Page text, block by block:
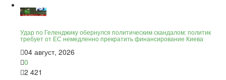
Удар по Геленджику обернулся политическим скандалом: политик
требует от ЕС немедленно прекратить финансирование Киева
04 август, 2026
0
2 421